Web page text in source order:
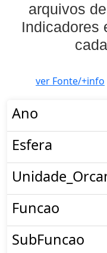
arquivos
Indicadores
ver Fonte/+info
Ano
Esfera
Funcao
SubFuncao